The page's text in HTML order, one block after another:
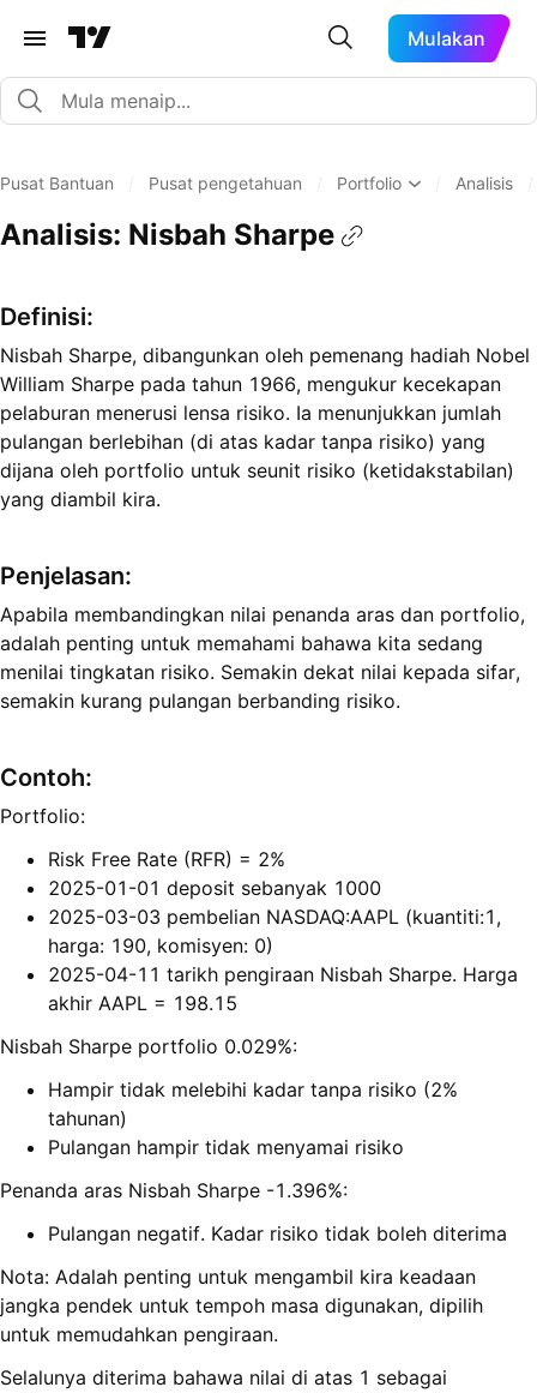
Mulakan
Pusat Bantuan Pusat pengetahuan Portfolio Analisis
Analisis: Nisbah Sharpe
Definisi:
Nisbah Sharpe, dibangunkan oleh pemenang hadiah Nobel
William Sharpe pada tahun 1966, mengukur kecekapan
pelaburan menerusi lensa risiko. Ia menunjukkan jumlah
pulangan berlebihan (di atas kadar tanpa risiko) yang
dijana oleh portfolio untuk seunit risiko (ketidakstabilan)
yang diambil kira.
Penjelasan:
Apabila membandingkan nilai penanda aras dan portfolio,
adalah penting untuk memahami bahawa kita sedang
menilai tingkatan risiko. Semakin dekat nilai kepada sifar,
semakin kurang pulangan berbanding risiko.
Contoh:
Portfolio:
Risk Free Rate (RFR) = 2%
2025-01-01 deposit sebanyak 1000
2025-03-03 pembelian NASDAQ:AAPL (kuantiti:1,
harga: 190, komisyen: 0)
2025-04-11 tarikh pengiraan Nisbah Sharpe. Harga
akhir AAPL = 198.15
Nisbah Sharpe portfolio 0.029%:
Hampir tidak melebihi kadar tanpa risiko (2%
tahunan)
Pulangan hampir tidak menyamai risiko
Penanda aras Nisbah Sharpe -1.396%:
Pulangan negatif. Kadar risiko tidak boleh diterima
Nota: Adalah penting untuk mengambil kira keadaan
jangka pendek untuk tempoh masa digunakan, dipilih
untuk memudahkan pengiraan.
Selalunya diterima bahawa nilai di atas 1 sebagai